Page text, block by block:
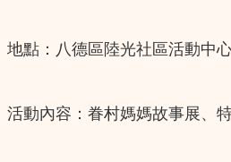
地點：八德區陸光社區活動中
活動內容：眷村媽媽故事展、